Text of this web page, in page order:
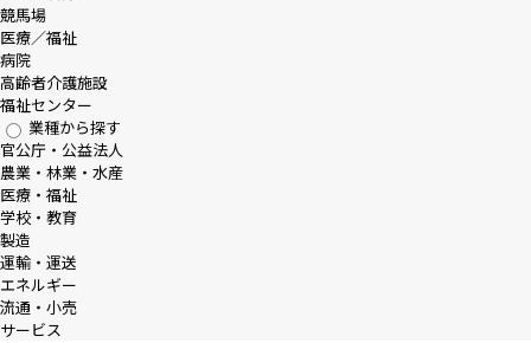
競馬場
医療／福祉
病院
高齢者介護施設
福祉センター
業種から探す
官公庁・公益法人
農業・林業・水産
医療・福祉
学校・教育
製造
運輸・運送
エネルギー
流通・小売
サービス